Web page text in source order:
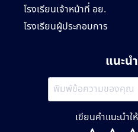
โรงเรียนเจ้าหน้าที่ อย.
โรงเรียนผู้ประกอบการ
แนะน
เขียนคำแนะนำ